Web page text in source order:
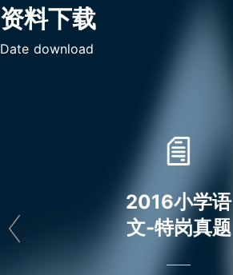
资料下载
Date download
2016小学语
文-特岗真题